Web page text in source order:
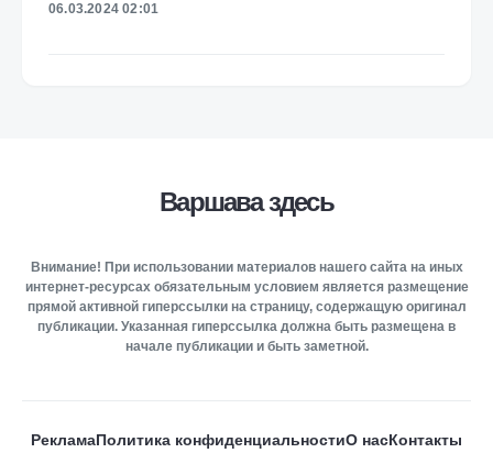
06.03.2024 02:01
Варшава здесь
Внимание! При использовании материалов нашего сайта на иных
интернет-ресурсах обязательным условием является размещение
прямой активной гиперссылки на страницу, содержащую оригинал
публикации. Указанная гиперссылка должна быть размещена в
начале публикации и быть заметной.
РекламаПолитика конфиденциальностиО насКонтакты